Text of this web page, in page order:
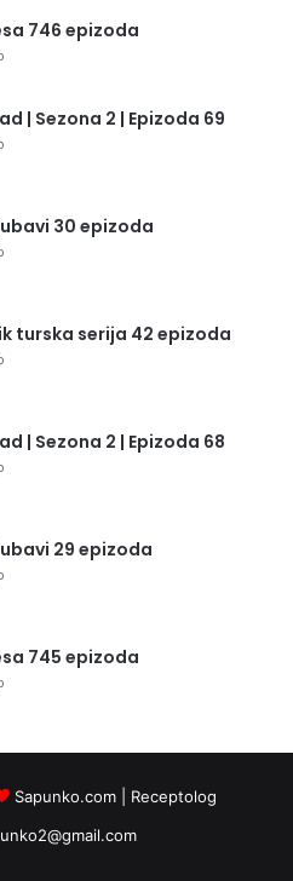
746 epizoda
| Sezona 2 | Epizoda 69
30 epizoda
turska serija 42 epizoda
| Sezona 2 | Epizoda 68
29 epizoda
745 epizoda
Sapunko.com| Receptolog